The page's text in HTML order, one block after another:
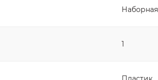
Наборная
1